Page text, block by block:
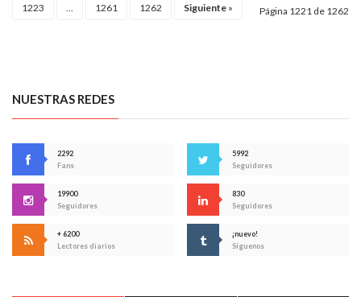
1223 1261 1262 Siguiente » Página 1221 de 1262
NUESTRAS REDES
2292
Fans
5992
Seguidores
19900
Seguidores
830
Seguidores
+ 6200
Lectores diarios
¡nuevo!
Síguenos